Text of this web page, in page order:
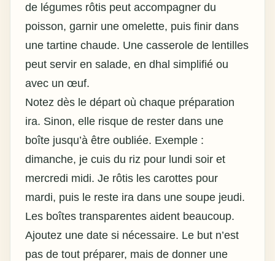
de légumes rôtis peut accompagner du
poisson, garnir une omelette, puis finir dans
une tartine chaude. Une casserole de lentilles
peut servir en salade, en dhal simplifié ou
avec un œuf.
Notez dès le départ où chaque préparation
ira. Sinon, elle risque de rester dans une
boîte jusqu’à être oubliée. Exemple :
dimanche, je cuis du riz pour lundi soir et
mercredi midi. Je rôtis les carottes pour
mardi, puis le reste ira dans une soupe jeudi.
Les boîtes transparentes aident beaucoup.
Ajoutez une date si nécessaire. Le but n’est
pas de tout préparer, mais de donner une